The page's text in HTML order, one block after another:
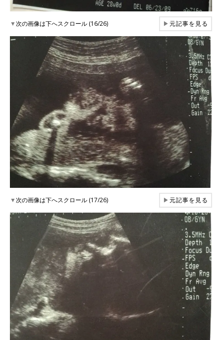
▼次の画像は下へスクロール (16/26) ▶元記事を見る
▼次の画像は下へスクロール (17/26) ▶元記事を見る